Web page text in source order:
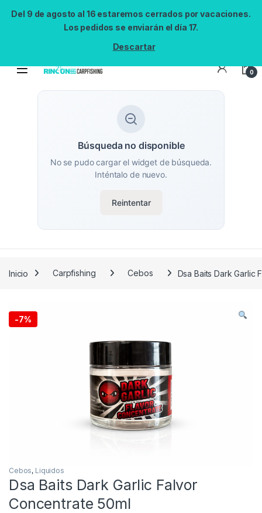
Del 9 de agosto al 16 estaremos cerrados por vacaciones.
Los pedidos se enviarán el día 17.
Descartar
0
Búsqueda no disponible
No se pudo cargar el widget de búsqueda.
Inténtalo de nuevo.
Reintentar
Inicio Carpfishing Cebos Dsa Baits Dark Garlic
-7%
Cebos, Liquidos
Dsa Baits Dark Garlic Falvor
Concentrate 50ml